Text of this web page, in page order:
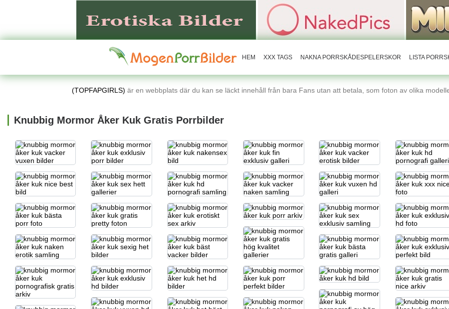
HEM XXX TAGS NAKNA PORRSKÅDESPELERSKOR LISTA
(TOPFAPGIRLS) är en webbplats där du kan se läckt innehåll från bara Fans utan att betala, som foton av olika
Knubbig Mormor Åker Kuk Gratis Porrbilder